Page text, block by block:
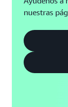
nuestras